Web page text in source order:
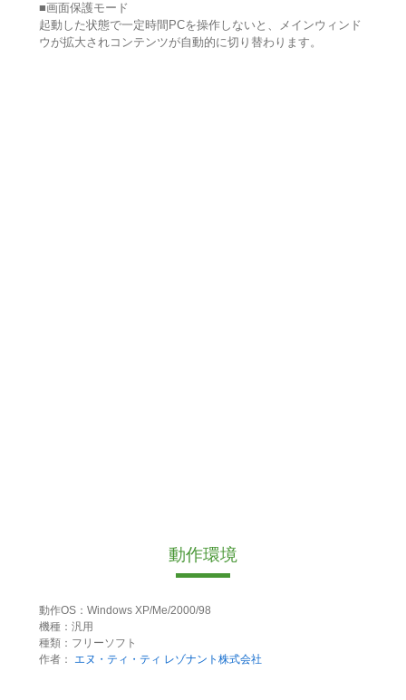
■画面保護モード
起動した状態で一定時間PCを操作しないと、メインウィンド
ウが拡大されコンテンツが自動的に切り替わります。
動作環境
動作OS：Windows XP/Me/2000/98
機種：汎用
種類：フリーソフト
作者： エヌ・ティ・ティ レゾナント株式会社